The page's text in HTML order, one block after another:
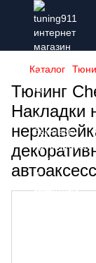
Каталог
Тюнинг
Накладки